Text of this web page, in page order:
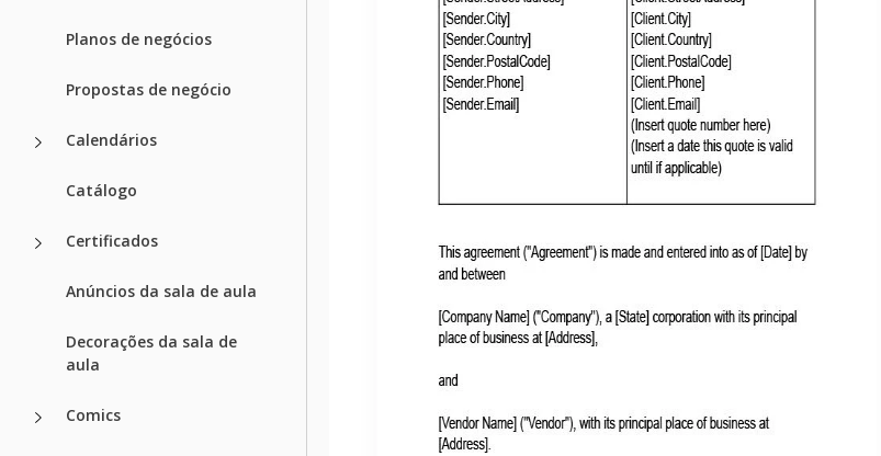
Planos de negócios
Propostas de negócio
Calendários
Catálogo
Certificados
Anúncios da sala de aula
Decorações da sala de
aula
Comics